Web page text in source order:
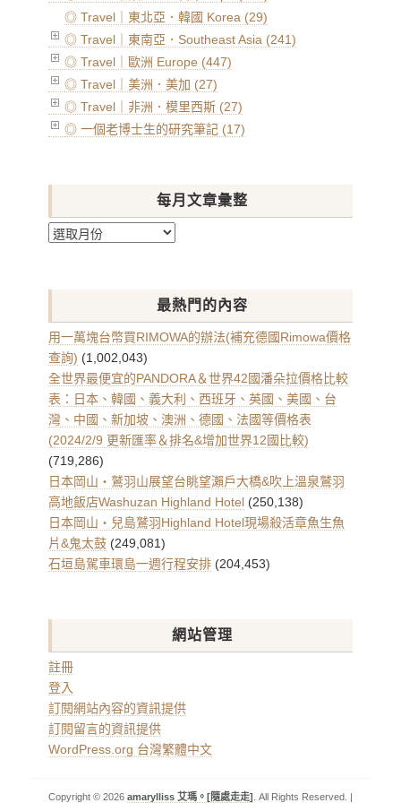
◎ Travel｜東北亞．韓國 Korea (29)
◎ Travel｜東南亞．Southeast Asia (241)
◎ Travel｜歐洲 Europe (447)
◎ Travel｜美洲．美加 (27)
◎ Travel｜非洲．模里西斯 (27)
◎ 一個老博士生的研究筆記 (17)
每月文章彙整
每
章
整
最熱門的內容
用一萬塊台幣買RIMOWA的辦法(補充德國Rimowa價格
查詢) (1,002,043)
全世界最便宜的PANDORA＆世界42國潘朵拉價格比較
表：日本、韓國、義大利、西班牙、英國、美國、台
灣、中國、新加坡、澳洲、德國、法國等價格表
(2024/2/9 更新匯率＆排名&增加世界12國比較)
(719,286)
日本岡山・鷲羽山展望台眺望瀨戶大橋&吹上溫泉鷲羽
高地飯店Washuzan Highland Hotel (250,138)
日本岡山・兒島鷲羽Highland Hotel現場殺活章魚生魚
片&鬼太鼓 (249,081)
石垣島駕車環島一週行程安排 (204,453)
網站管理
註冊
登入
訂閱網站內容的資訊提供
訂閱留言的資訊提供
WordPress.org 台灣繁體中文
Copyright © 2026 amarylliss 艾瑪。[隨處走走] . All Rights Reserved. |